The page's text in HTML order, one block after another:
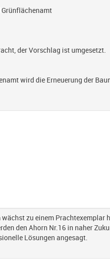
der Vorschlag ist umgesetzt.
wird die Erneuerung der
zu einem Prachtexemplar
den Ahorn Nr.16 in naher
Lösungen angesagt.